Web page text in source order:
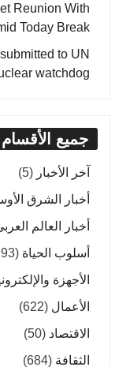
Reunion With
Today Break
to UN
watchdog
جميع الأقسام
آخر الأخبار (5)
أخبار الشرق
أخبار العالم
أسلوب الحياة (293)
الأجهزة
الأعمال (622)
الاقتصاد (50)
الثقافة (684)